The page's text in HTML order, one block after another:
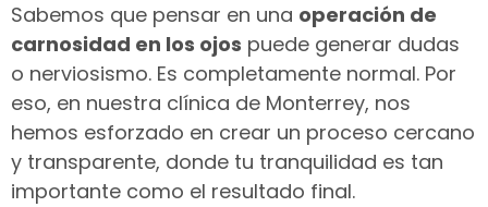
Sabemos que pensar en una operación de
carnosidad en los ojos puede generar dudas
o nerviosismo. Es completamente normal. Por
eso, en nuestra clínica de Monterrey, nos
hemos esforzado en crear un proceso cercano
y transparente, donde tu tranquilidad es tan
importante como el resultado final.